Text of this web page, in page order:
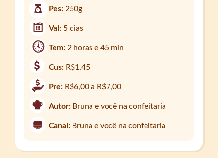
Pes: 250g
Val: 5 dias
Tem: 2 horas e 45 min
Cus: R$1,45
Pre: R$6,00 a R$7,00
Autor: Bruna e você na confeitaria
Canal: Bruna e você na confeitaria